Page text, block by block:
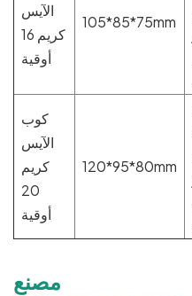
الآيس
كريم 16
أوقية
105*85*75mm
كوب
الآيس
كريم
20
أوقية
120*95*80mm
مصنع